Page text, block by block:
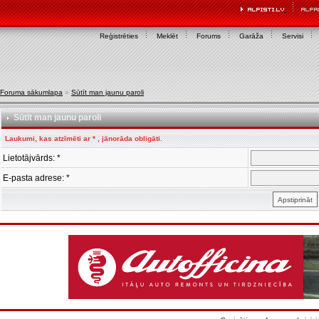
Reģistrēties Meklēt Forums Garāža Servisi
Foruma sākumlapa » Sūtīt man jaunu paroli
Sūtīt man jaunu paroli
Laukumi, kas atzīmēti ar * , jānorāda obligāti.
Lietotājvārds: *
E-pasta adrese: *